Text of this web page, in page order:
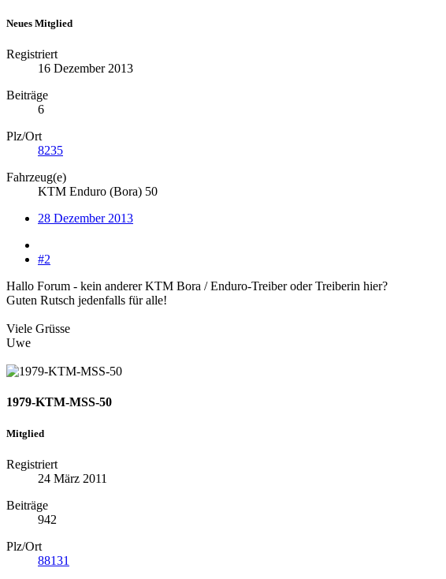
Neues Mitglied
Registriert
16 Dezember 2013
Beiträge
6
Plz/Ort
8235
Fahrzeug(e)
KTM Enduro (Bora) 50
28 Dezember 2013
#2
Hallo Forum - kein anderer KTM Bora / Enduro-Treiber oder Treiberin hier?
Guten Rutsch jedenfalls für alle!
Viele Grüsse
Uwe
1979-KTM-MSS-50
Mitglied
Registriert
24 März 2011
Beiträge
942
Plz/Ort
88131